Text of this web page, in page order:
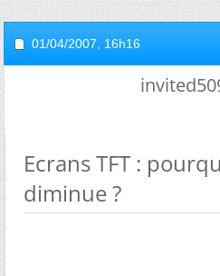
01/04/2007, 16h16
Ecrans TFT :
diminue ?